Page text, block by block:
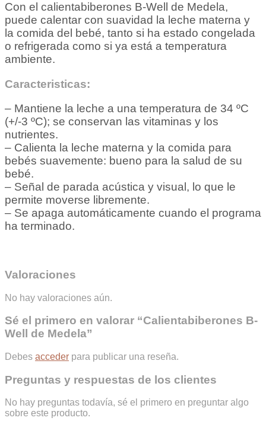
Con el calientabiberones B-Well de Medela,
puede calentar con suavidad la leche materna y
la comida del bebé, tanto si ha estado congelada
o refrigerada como si ya está a temperatura
ambiente.
Caracteristicas:
– Mantiene la leche a una temperatura de 34 ºC
(+/-3 ºC); se conservan las vitaminas y los
nutrientes.
– Calienta la leche materna y la comida para
bebés suavemente: bueno para la salud de su
bebé.
– Señal de parada acústica y visual, lo que le
permite moverse libremente.
– Se apaga automáticamente cuando el programa
ha terminado.
Valoraciones
No hay valoraciones aún.
Sé el primero en valorar “Calientabiberones B-
Well de Medela”
Debes acceder para publicar una reseña.
Preguntas y respuestas de los clientes
No hay preguntas todavía, sé el primero en preguntar algo
sobre este producto.